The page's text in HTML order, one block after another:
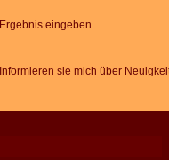
Ergebnis eingeben
Informieren sie mich über